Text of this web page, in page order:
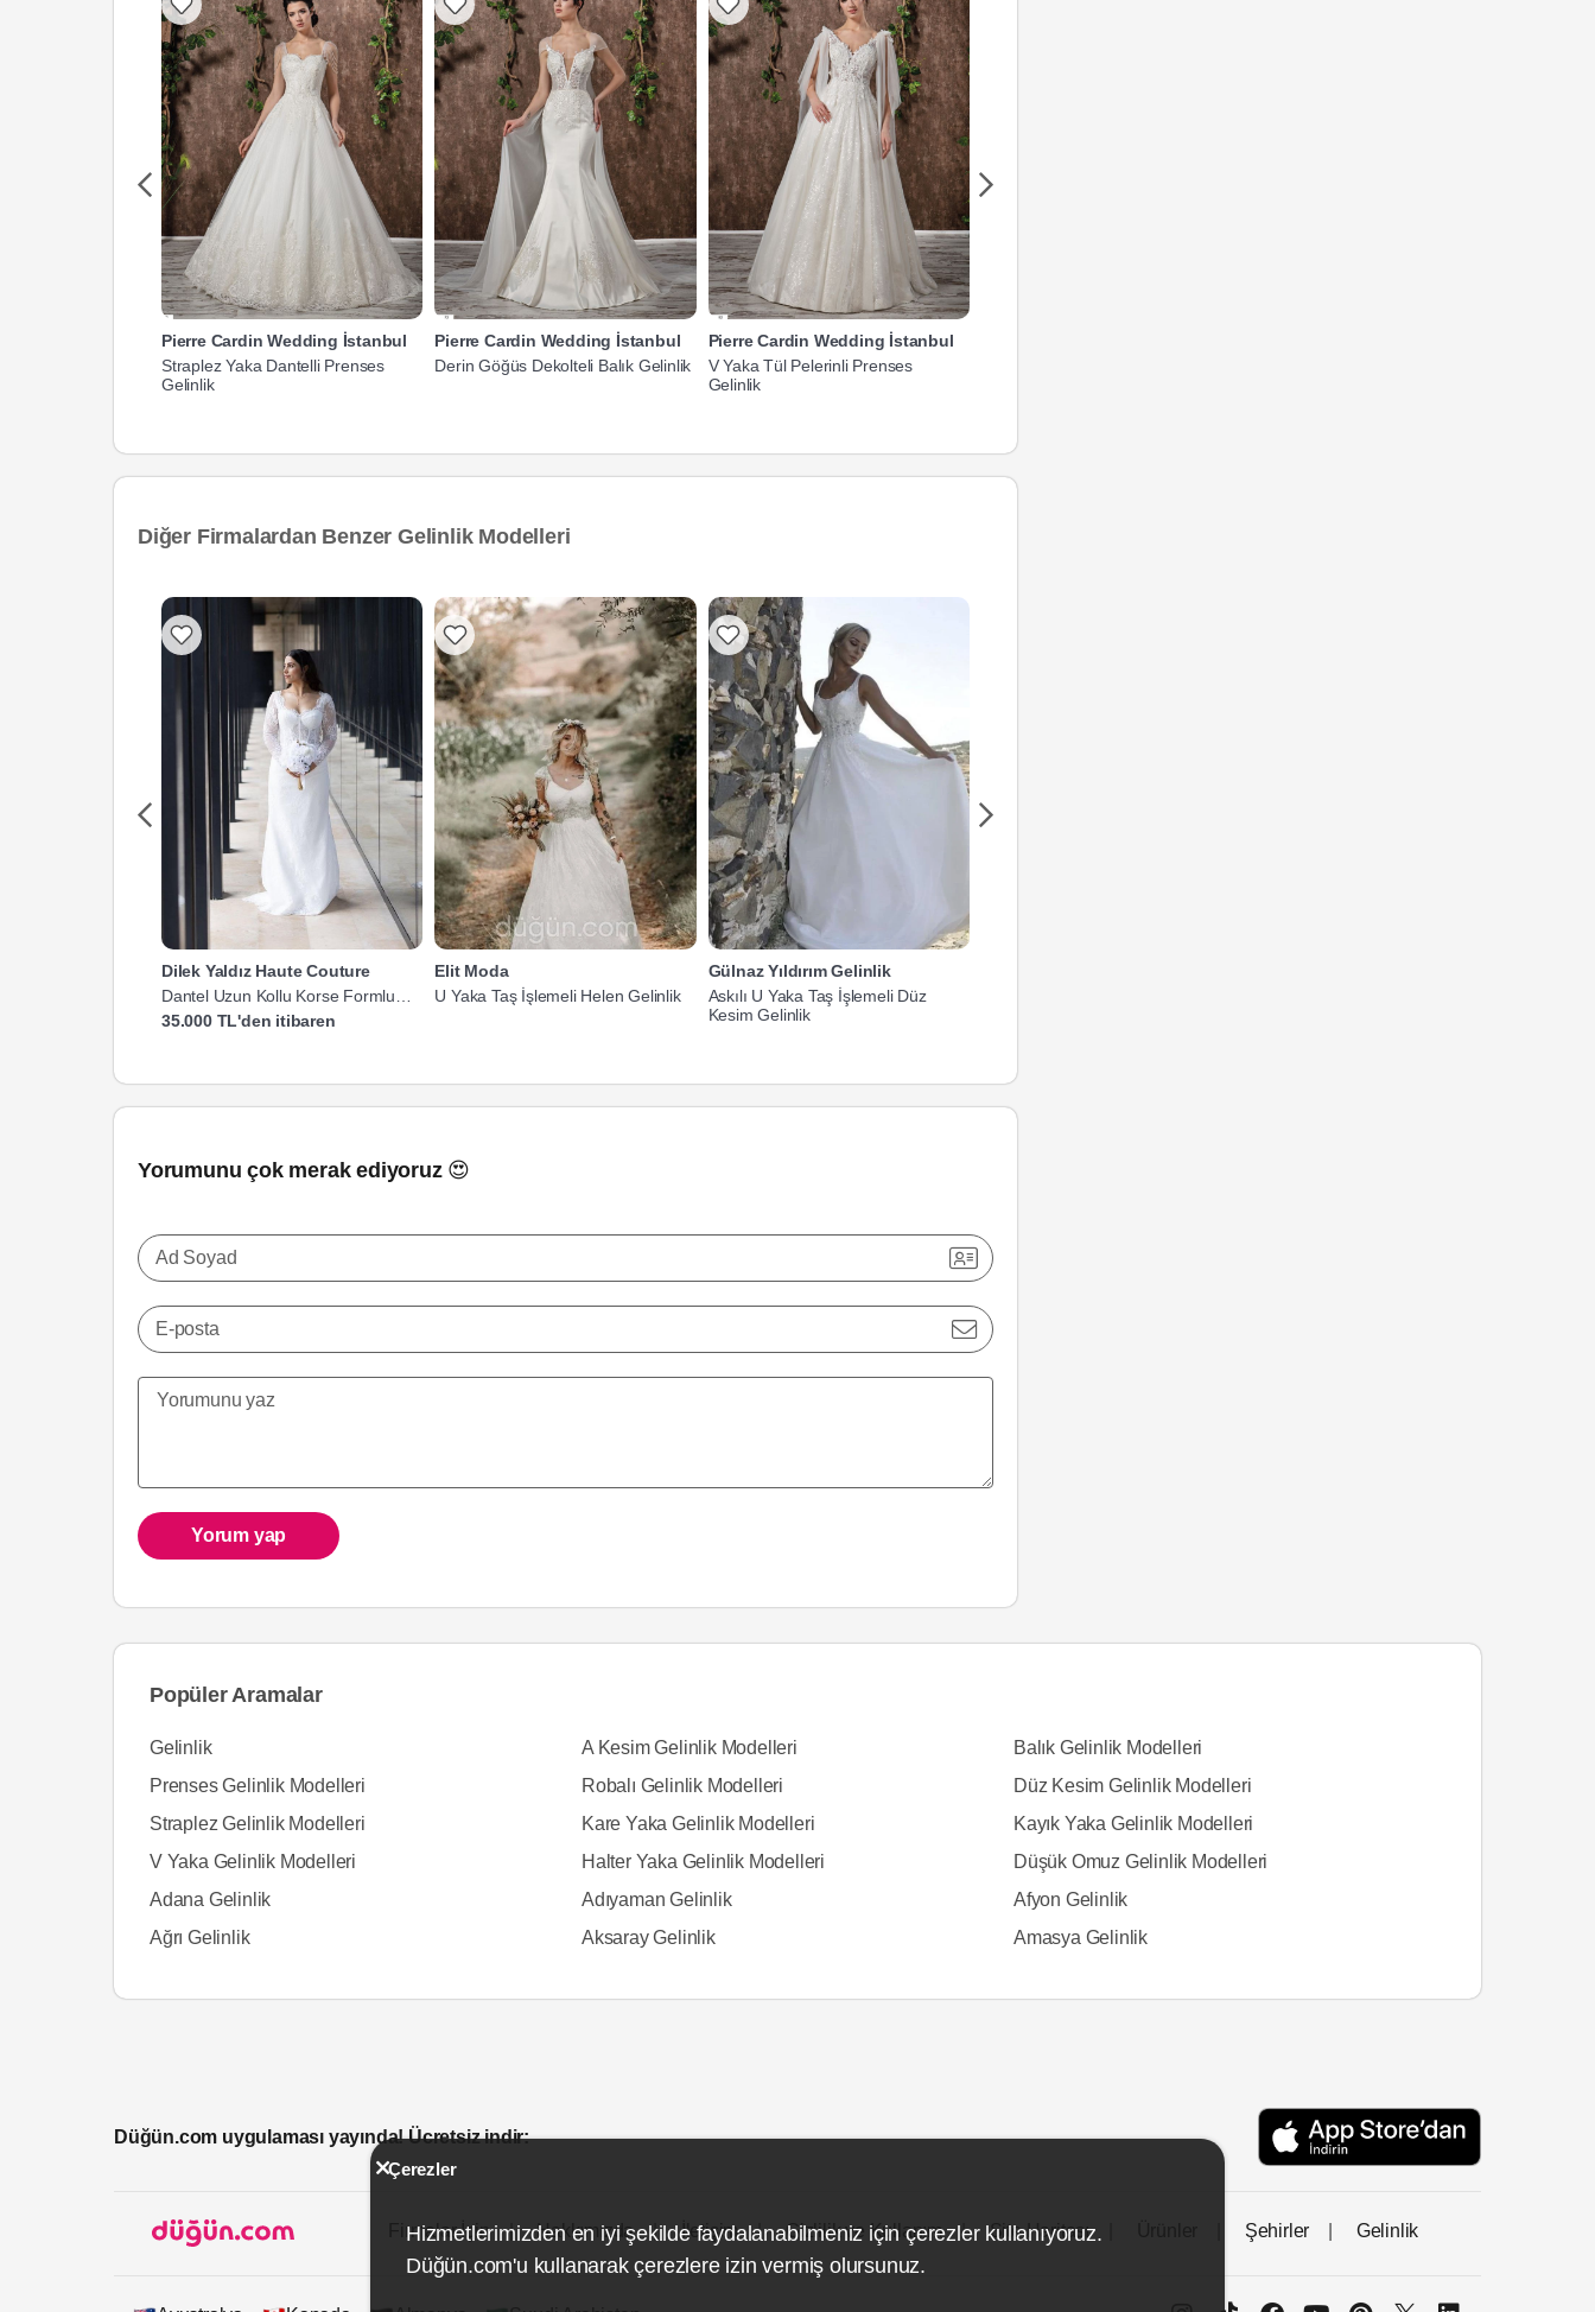
Pierre Cardin Wedding İstanbul
Straplez Yaka Dantelli Prenses
Gelinlik
Pierre Cardin Wedding İstanbul
Derin Göğüs Dekolteli Balık Gelinlik
Pierre Cardin Wedding İstanbul
V Yaka Tül Pelerinli Prenses
Gelinlik
Diğer Firmalardan Benzer Gelinlik Modelleri
Dilek Yaldız Haute Couture
Dantel Uzun Kollu Korse Formlu
Gelinlik
35.000 TL'den itibaren
Elit Moda
U Yaka Taş İşlemeli Helen Gelinlik
Gülnaz Yıldırım Gelinlik
Askılı U Yaka Taş İşlemeli Düz
Kesim Gelinlik
Yorumunu çok merak ediyoruz 😍
Ad Soyad
E-posta
Yorum yap
Popüler Aramalar
Gelinlik A Kesim Gelinlik Modelleri
Balık Gelinlik Modelleri
Prenses Gelinlik Modelleri
Robalı Gelinlik Modelleri
Düz Kesim Gelinlik Modelleri
Straplez Gelinlik Modelleri
Kare Yaka Gelinlik Modelleri
Kayık Yaka Gelinlik Modelleri
V Yaka Gelinlik Modelleri
Halter Yaka Gelinlik Modelleri
Düşük Omuz Gelinlik Modelleri
Adana Gelinlik
Adıyaman Gelinlik
Afyon Gelinlik
Ağrı Gelinlik
Aksaray Gelinlik Amasya Gelinlik
Düğün.com uygulaması yayında! Ücretsiz indir:
Firmalar İçin Hakkımızda İletişim Gizlilik ve Kullanım Site Haritası Şehirler Gelinlik
Çerezler
Hizmetlerimizden en iyi şekilde faydalanabilmeniz için çerezler kullanıyoruz.
Düğün.com'u kullanarak çerezlere izin vermiş olursunuz.